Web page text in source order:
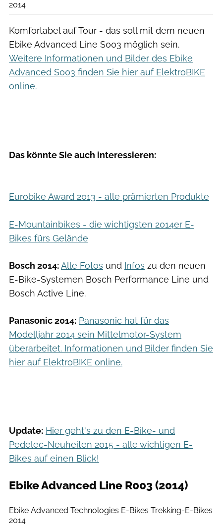
2014
Komfortabel auf Tour - das soll mit dem neuen
Ebike Advanced Line S003 möglich sein.
Weitere Informationen und Bilder des Ebike
Advanced S003 finden Sie hier auf ElektroBIKE
online.
Das könnte Sie auch interessieren:
Eurobike Award 2013 - alle prämierten Produkte
E-Mountainbikes - die wichtigsten 2014er E-
Bikes fürs Gelände
Bosch 2014:Alle Fotos und Infos zu den neuen
E-Bike-Systemen Bosch Performance Line und
Bosch Active Line.
Panasonic 2014: Panasonic hat für das
Modelljahr 2014 sein Mittelmotor-System
überarbeitet. Informationen und Bilder finden Sie
hier auf ElektroBIKE online.
Update: Hier geht's zu den E-Bike- und
Pedelec-Neuheiten 2015 - alle wichtigen E-
Bikes auf einen Blick!
Ebike Advanced Line R003 (2014)
Ebike Advanced Technologies
Ebike Advanced Technologies E-Bikes Trekking-E-Bikes
2014